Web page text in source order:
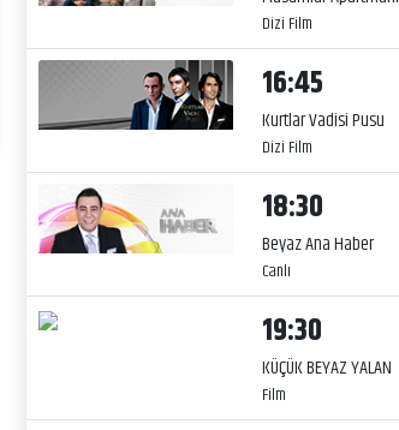
Dizi Film
16:45
Kurtlar Vadisi Pusu
Dizi Film
18:30
Beyaz Ana Haber
Canlı
19:30
KÜÇÜK BEYAZ YALAN
Film